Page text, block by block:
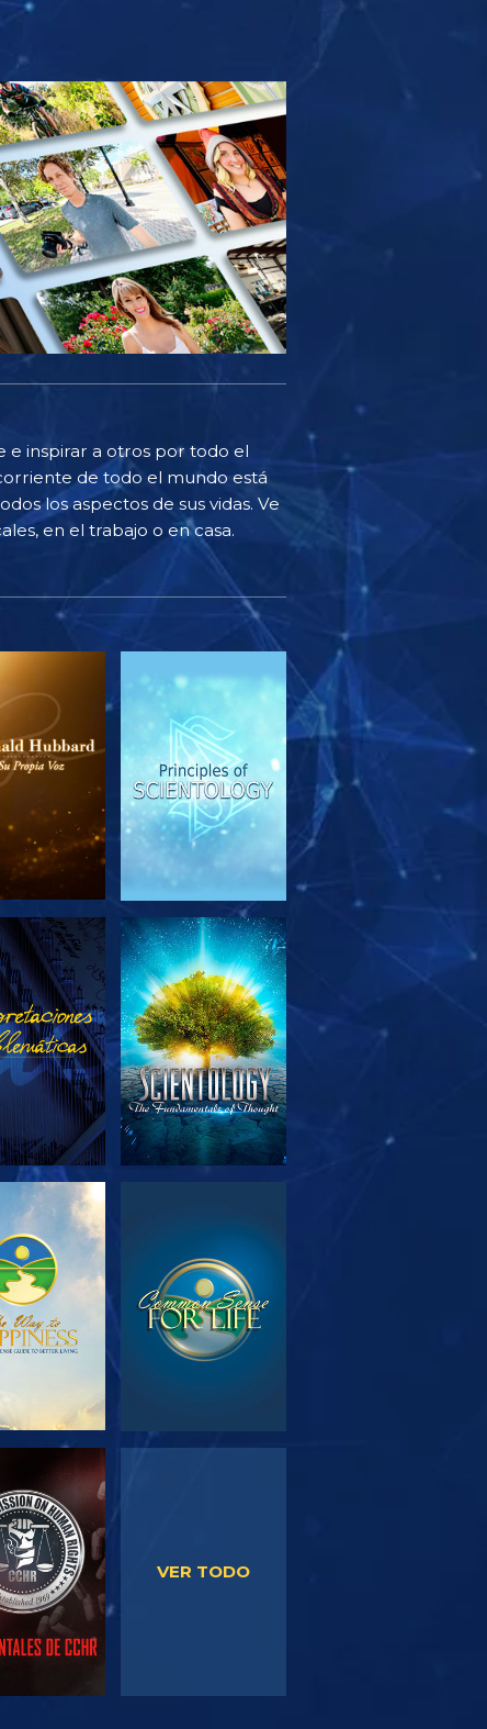
e inspirar a otros por todo el
de todo el mundo está
los aspectos de sus vidas. Ve
en el trabajo o en casa.
LAS
VE
LAS
VE
VER TODO